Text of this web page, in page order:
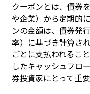
クーポンとは、債券
や企業）から定期的
ンの金額は、債券発
率）に基づき計算さ
ごとに支払われるこ
したキャッシュフロ
券投資家にとって重